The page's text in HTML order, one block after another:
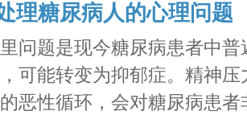
理糖尿病人的心理问题
问题是现今糖尿病患者中
可能转变为抑郁症。精神
恶性循环，会对糖尿病患